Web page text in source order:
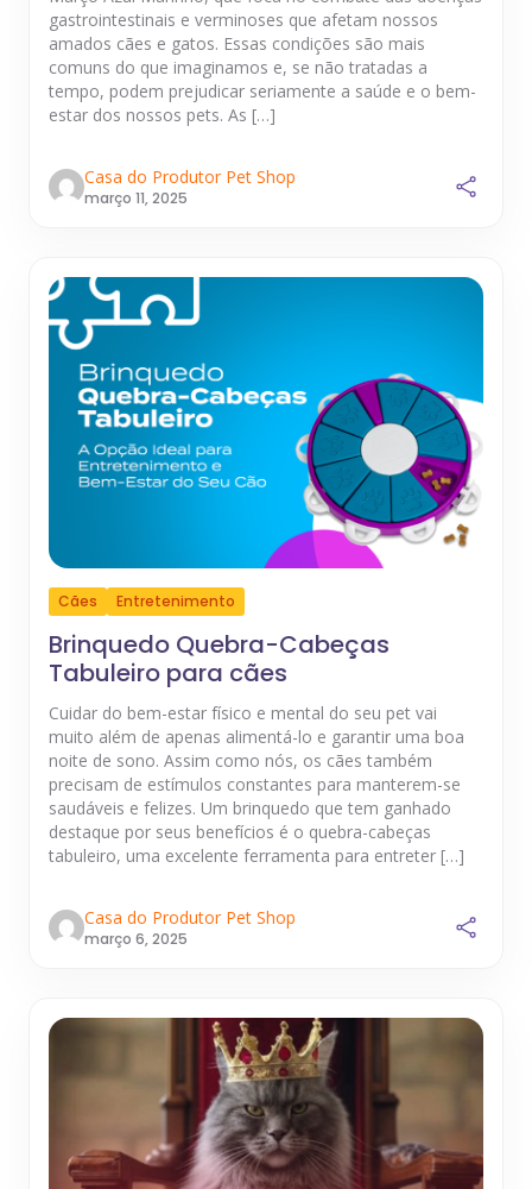
gastrointestinais e verminoses que afetam nossos
amados cães e gatos. Essas condições são mais
comuns do que imaginamos e, se não tratadas a
tempo, podem prejudicar seriamente a saúde e o bem-
estar dos nossos pets. As […]
Casa do Produtor Pet Shop
março 11, 2025
Cães Entretenimento
Brinquedo Quebra-Cabeças
Tabuleiro para cães
Cuidar do bem-estar físico e mental do seu pet vai
muito além de apenas alimentá-lo e garantir uma boa
noite de sono. Assim como nós, os cães também
precisam de estímulos constantes para manterem-se
saudáveis e felizes. Um brinquedo que tem ganhado
destaque por seus benefícios é o quebra-cabeças
tabuleiro, uma excelente ferramenta para entreter […]
Casa do Produtor Pet Shop
março 6, 2025